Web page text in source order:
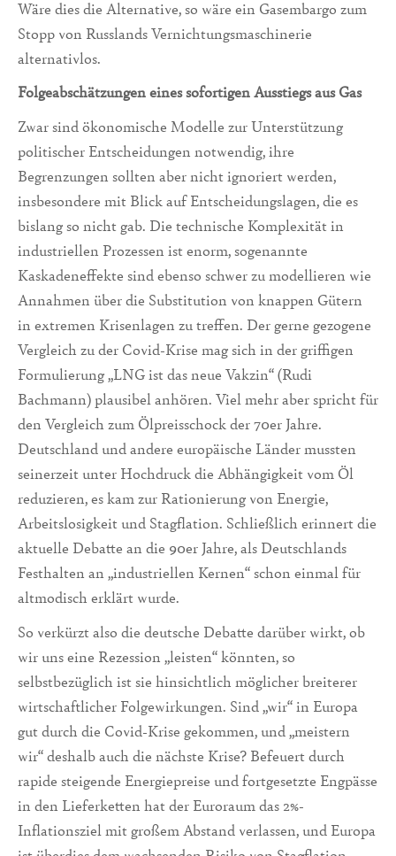
Wäre dies die Alternative, so wäre ein Gasembargo zum
Stopp von Russlands Vernichtungsmaschinerie
alternativlos.
Folgeabschätzungen eines sofortigen Ausstiegs aus Gas
Zwar sind ökonomische Modelle zur Unterstützung
politischer Entscheidungen notwendig, ihre
Begrenzungen sollten aber nicht ignoriert werden,
insbesondere mit Blick auf Entscheidungslagen, die es
bislang so nicht gab. Die technische Komplexität in
industriellen Prozessen ist enorm, sogenannte
Kaskadeneffekte sind ebenso schwer zu modellieren wie
Annahmen über die Substitution von knappen Gütern
in extremen Krisenlagen zu treffen. Der gerne gezogene
Vergleich zu der Covid-Krise mag sich in der griffigen
Formulierung „LNG ist das neue Vakzin“ (Rudi
Bachmann) plausibel anhören. Viel mehr aber spricht für
den Vergleich zum Ölpreisschock der 70er Jahre.
Deutschland und andere europäische Länder mussten
seinerzeit unter Hochdruck die Abhängigkeit vom Öl
reduzieren, es kam zur Rationierung von Energie,
Arbeitslosigkeit und Stagflation. Schließlich erinnert die
aktuelle Debatte an die 90er Jahre, als Deutschlands
Festhalten an „industriellen Kernen“ schon einmal für
altmodisch erklärt wurde.
So verkürzt also die deutsche Debatte darüber wirkt, ob
wir uns eine Rezession „leisten“ könnten, so
selbstbezüglich ist sie hinsichtlich möglicher breiterer
wirtschaftlicher Folgewirkungen. Sind „wir“ in Europa
gut durch die Covid-Krise gekommen, und „meistern
wir“ deshalb auch die nächste Krise? Befeuert durch
rapide steigende Energiepreise und fortgesetzte Engpässe
in den Lieferketten hat der Euroraum das 2%-
Inflationsziel mit großem Abstand verlassen, und Europa